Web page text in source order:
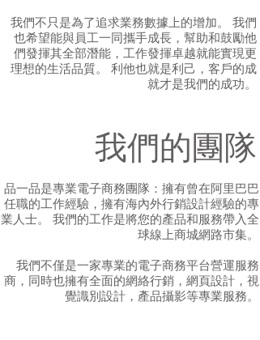
我們不只是為了追求業務數據上的增加。 我們
也希望能與員工一同攜手成長，幫助和鼓勵他
們發揮其全部潛能，工作發揮卓越就能實現更
理想的生活品質。 利他也就是利己，客戶的成
就才是我們的成功。
品一品是專業電子商務團隊：擁有曾在阿里巴巴
任職的工作經驗，擁有海內外行銷設計經驗的專
業人士。 我們的工作是將您的產品和服務帶入全
球線上商城網路市集。
我們不僅是一家專業的電子商務平台營運服務
商，同時也擁有全面的網絡行銷，網頁設計，視
覺識別設計，產品攝影等專業服務。
我們的團隊